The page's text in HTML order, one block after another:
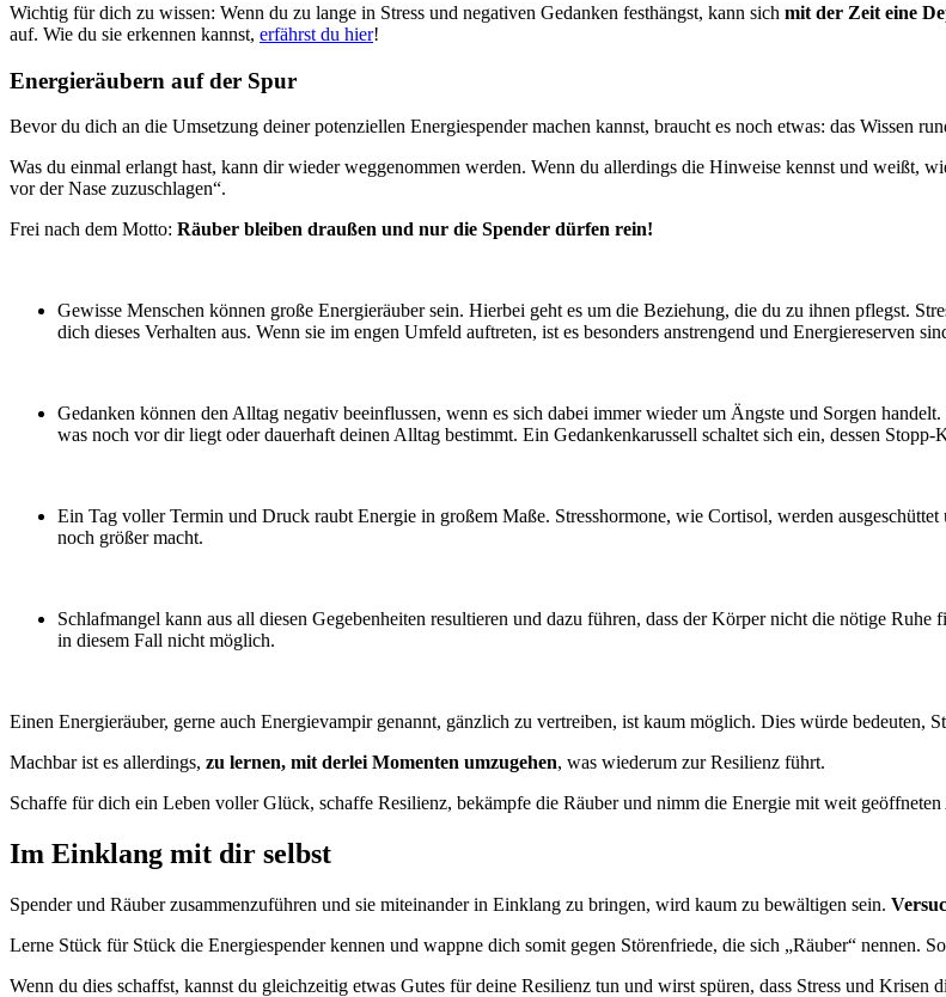
Wichtig für dich zu wissen: Wenn du zu lange in Stress und negativen Gedanken festhängst, kann sich mit der Zeit eine
auf. Wie du sie erkennen kannst, erfährst du hier!
Energieräubern auf der Spur
Bevor du dich an die Umsetzung deiner potenziellen Energiespender machen kannst, braucht es noch etwas: das Wissen
Was du einmal erlangt hast, kann dir wieder weggenommen werden. Wenn du allerdings die Hinweise kennst und weißt,
vor der Nase zuzuschlagen“.
Frei nach dem Motto: Räuber bleiben draußen und nur die Spender dürfen rein!
Gewisse Menschen können große Energieräuber sein. Hierbei geht es um die Beziehung, die du zu ihnen pflegst.
dich dieses Verhalten aus. Wenn sie im engen Umfeld auftreten, ist es besonders anstrengend und Energiereserven
Gedanken können den Alltag negativ beeinflussen, wenn es sich dabei immer wieder um Ängste und Sorgen
was noch vor dir liegt oder dauerhaft deinen Alltag bestimmt. Ein Gedankenkarussell schaltet sich ein, dessen Stopp-
Ein Tag voller Termin und Druck raubt Energie in großem Maße. Stresshormone, wie Cortisol, werden
noch größer macht.
Schlafmangel kann aus all diesen Gegebenheiten resultieren und dazu führen, dass der Körper nicht die nötige
in diesem Fall nicht möglich.
Einen Energieräuber, gerne auch Energievampir genannt, gänzlich zu vertreiben, ist kaum möglich. Dies würde bedeuten,
Machbar ist es allerdings, zu lernen, mit derlei Momenten umzugehen, was wiederum zur Resilienz führt.
Schaffe für dich ein Leben voller Glück, schaffe Resilienz, bekämpfe die Räuber und nimm die Energie mit weit geöffneten
Im Einklang mit dir selbst
Spender und Räuber zusammenzuführen und sie miteinander in Einklang zu bringen, wird kaum zu bewältigen sein.
Lerne Stück für Stück die Energiespender kennen und wappne dich somit gegen Störenfriede, die sich „Räuber“ nennen.
Wenn du dies schaffst, kannst du gleichzeitig etwas Gutes für deine Resilienz tun und wirst spüren, dass Stress und Krisen